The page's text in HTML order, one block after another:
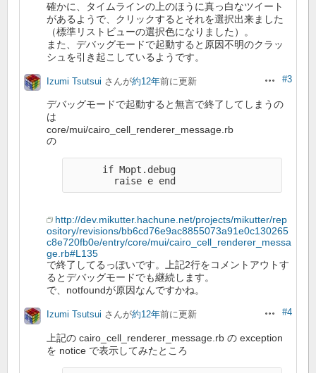
確かに、タイムラインの上のほうに真っ白なツイート
があるようで、クリックするとそれを選択出来ました
（標準リストビューの選択色になりました）。
また、デバッグモードで起動すると原因不明のクラッ
シュを引き起こしているようです。
操作#3
Izumi Tsutsui さんが約12年前に更新
デバッグモードで起動すると無言で終了してしまうの
は
core/mui/cairo_cell_renderer_message.rb
の
      if Mopt.debug
http://dev.mikutter.hachune.net/projects/mikutter/rep
ository/revisions/bb6cd76e9ac8855073a91e0c130265
c8e720fb0e/entry/core/mui/cairo_cell_renderer_messa
ge.rb#L135
で終了してるっぽいです。上記2行をコメントアウトす
るとデバッグモードでも継続します。
で、notfoundが原因なんですかね。
操作#4
Izumi Tsutsui さんが約12年前に更新
上記の cairo_cell_renderer_message.rb の exception
を notice で表示してみたところ